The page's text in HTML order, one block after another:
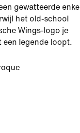
gewatteerde enkel
het old-school
Wings-logo je
een legende loopt.